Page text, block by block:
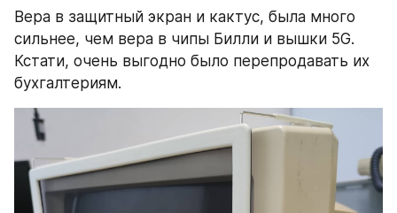
Вера в защитный экран и кактус, была много
сильнее, чем вера в чипы Билли и вышки 5G.
Кстати, очень выгодно было перепродавать их
бухгалтериям.